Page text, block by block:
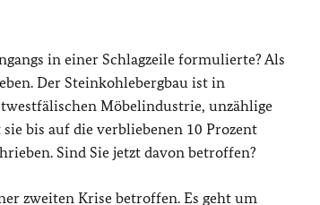
in einer Schlagzeile formulierte? Als
Der Steinkohlebergbau ist in
Möbelindustrie, unzählige
bis auf die verbliebenen 10 Prozent
Sind Sie jetzt davon betroffen?
zweiten Krise betroffen. Es geht um